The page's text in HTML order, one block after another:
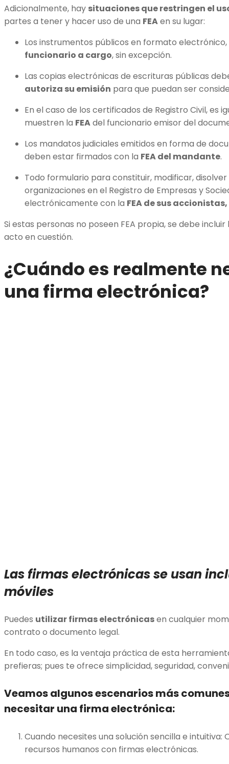
Adicionalmente, hay situaciones que restringen el
partes a tener y hacer uso de una FEAen su lugar:
Los instrumentos públicos en formato
funcionario a cargo, sin excepción.
Las copias electrónicas de escrituras públicas
autoriza su emisión para que puedan ser
En el caso de los certificados de Registro Civil, es
muestren la FEAdel funcionario emisor del
Los mandatos judiciales emitidos en forma de
deben estar firmados con la FEA del mandante.
Todo formulario para constituir, modificar,
organizaciones en el Registro de Empresas y
electrónicamente con la FEA de sus
Si estas personas no poseen FEA propia, se debe
acto en cuestión.
¿Cuándo es realmente
una firma electrónica?
Las firmas electrónicas se usan
móviles
Puedes utilizar firmas electrónicasen cualquier
contrato o documento legal.
En todo caso, es la ventaja práctica de esta
prefieras; pues te ofrece simplicidad, seguridad,
Veamos algunos escenarios más
necesitar una firma electrónica:
Cuando necesites una solución sencilla e intuitiva:
recursos humanos con firmas electrónicas.